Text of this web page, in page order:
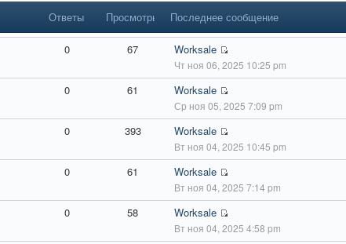
Ответы Просмотры Последнее сообщение
0 67 Worksale
Чт ноя 06, 2025 10:25 pm
0 61 Worksale
Ср ноя 05, 2025 7:09 pm
0 393 Worksale
Вт ноя 04, 2025 10:45 pm
0 61 Worksale
Вт ноя 04, 2025 7:14 pm
0 58 Worksale
Вт ноя 04, 2025 4:58 pm